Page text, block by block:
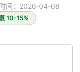
间：2026-04-08
10-15%